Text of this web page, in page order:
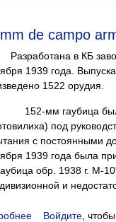
de campo
в КБ
1939 года.
1522 орудия.
мм гаубица была
под
с постоянными
1939 года была
обр. 1938 г. М-
и
о 75-mm de campo
Войдите ,